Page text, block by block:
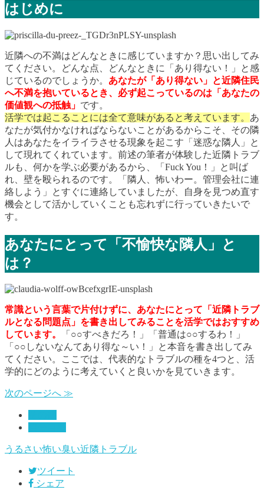
はじめに
近隣への不満はどんなときに感じていますか？思い出してみ
てください。どんな点、どんなときに「あり得ない！」と感
じているのでしょうか。 あなたが「あり得ない」と近隣住民
へ不満を抱いているとき、必ず起こっているのは「あなたの
価値観への抵触」 です。
活学では起こることには全て意味があると考えています。 あ
なたが気付かなければならないことがあるからこそ、その隣
人はあなたをイライラさせる現象を起こす「迷惑な隣人」と
して現れてくれています。前述の筆者が体験した近隣トラブ
ルも、何かを学ぶ必要があるから、「Fuck You！」と叫ば
れ、壁を殴られるのです。「隣人、怖いわー。管理会社に連
絡しよう」とすぐに連絡していましたが、自身を見つめ直す
機会として活かしていくことも忘れずに行っていきたいで
す。
あなたにとって「不愉快な隣人」と
は？
常識という言葉で片付けずに、あなたにとって「近隣トラブ
ルとなる問題点」を書き出してみることを活学ではおすすめ
しています。
「○○すべきだろ！」「普通は○○するわ！」
「○○しないなんてあり得な～い！」と本音を書き出してみ
てください。ここでは、代表的なトラブルの種を4つと、活
学的にどのように考えていくと良いかを見ていきます。
次のページへ ≫
うるさい怖い臭い近隣トラブル
ツイート
シェア